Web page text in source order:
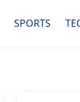
SPORTS